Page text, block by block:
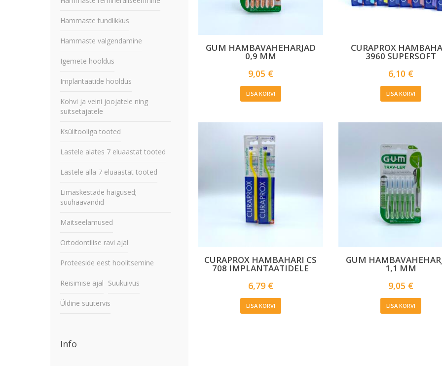
Hammaste tundlikkus
Hammaste valgendamine
Igemete hooldus
Implantaatide hooldus
Kohvi ja veini joojatele ning
suitsetajatele
Ksülitooliga tooted
Lastele alates 7 eluaastat tooted
Lastele alla 7 eluaastat tooted
Limaskestade haigused;
suuhaavandid
Maitseelamused
Ortodontilise ravi ajal
Proteeside eest hoolitsemine
Reisimise ajal Suukuivus
Üldine suutervis
Info
GUM HAMBAVAHEHARJAD
0,9 MM
9,05 €
LISA KORVI
CURAPROX
3960 SUPERSOFT
6,10 €
LISA KORVI
CURAPROX HAMBAHARI CS
708 IMPLANTAATIDELE
6,79 €
LISA KORVI
GUM
1,1 MM
9,05 €
LISA KORVI